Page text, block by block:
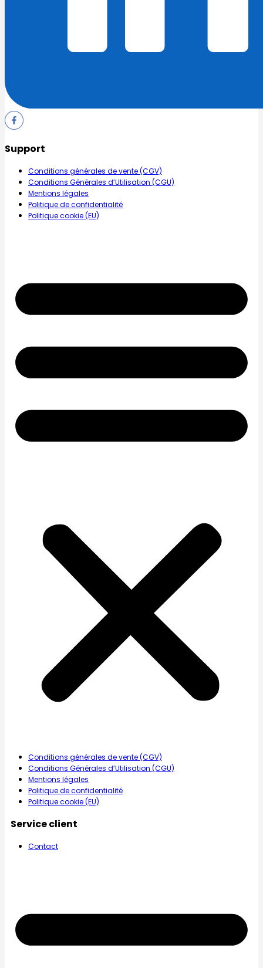
Support
Conditions générales de vente (CGV)
Conditions Générales d’Utilisation (CGU)
Mentions légales
Politique de confidentialité
Politique cookie (EU)
Conditions générales de vente (CGV)
Conditions Générales d’Utilisation (CGU)
Mentions légales
Politique de confidentialité
Politique cookie (EU)
Service client
Contact